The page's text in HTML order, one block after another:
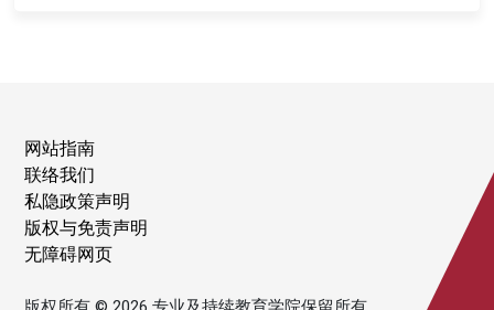
网站指南
联络我们
私隐政策声明
版权与免责声明
无障碍网页